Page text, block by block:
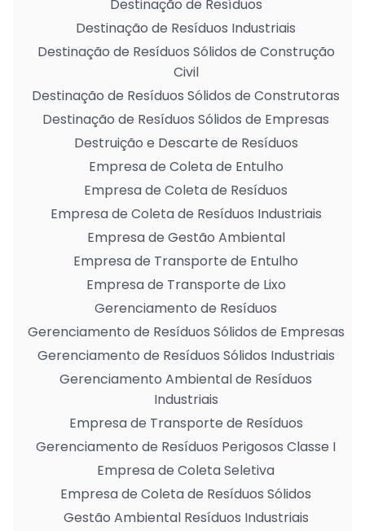
Destinação de Resíduos
Destinação de Resíduos Industriais
Destinação de Resíduos Sólidos de Construção
Civil
Destinação de Resíduos Sólidos de Construtoras
Destinação de Resíduos Sólidos de Empresas
Destruição e Descarte de Resíduos
Empresa de Coleta de Entulho
Empresa de Coleta de Resíduos
Empresa de Coleta de Resíduos Industriais
Empresa de Gestão Ambiental
Empresa de Transporte de Entulho
Empresa de Transporte de Lixo
Gerenciamento de Resíduos
Gerenciamento de Resíduos Sólidos de Empresas
Gerenciamento de Resíduos Sólidos Industriais
Gerenciamento Ambiental de Resíduos
Industriais
Empresa de Transporte de Resíduos
Gerenciamento de Resíduos Perigosos Classe I
Empresa de Coleta Seletiva
Empresa de Coleta de Resíduos Sólidos
Gestão Ambiental Resíduos Industriais